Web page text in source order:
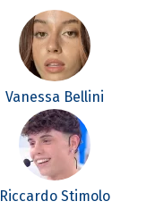
Vanessa Bellini
Riccardo Stimolo